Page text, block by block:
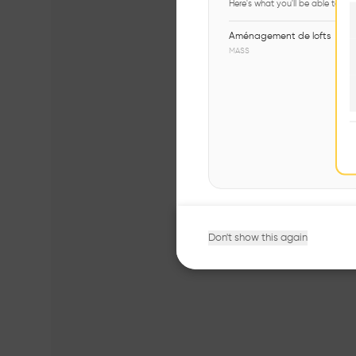
Here's what you'll be able to
Aménagement de lofts
MASS
Don't show this again